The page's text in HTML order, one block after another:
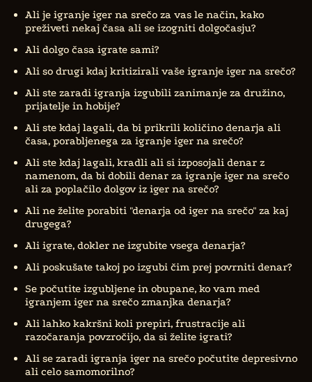
Ali je igranje iger na srečo za vas le način, kako
preživeti nekaj časa ali se izogniti dolgočasju?
Ali dolgo časa igrate sami?
Ali so drugi kdaj kritizirali vaše igranje iger na srečo?
Ali ste zaradi igranja izgubili zanimanje za družino,
prijatelje in hobije?
Ali ste kdaj lagali, da bi prikrili količino denarja ali
časa, porabljenega za igranje iger na srečo?
Ali ste kdaj lagali, kradli ali si izposojali denar z
namenom, da bi dobili denar za igranje iger na srečo
ali za poplačilo dolgov iz iger na srečo?
Ali ne želite porabiti "denarja od iger na srečo" za kaj
drugega?
Ali igrate, dokler ne izgubite vsega denarja?
Ali poskušate takoj po izgubi čim prej povrniti denar?
Se počutite izgubljene in obupane, ko vam med
igranjem iger na srečo zmanjka denarja?
Ali lahko kakršni koli prepiri, frustracije ali
razočaranja povzročijo, da si želite igrati?
Ali se zaradi igranja iger na srečo počutite depresivno
ali celo samomorilno?